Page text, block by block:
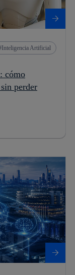
Inteligencia Artificial
cómo
perder